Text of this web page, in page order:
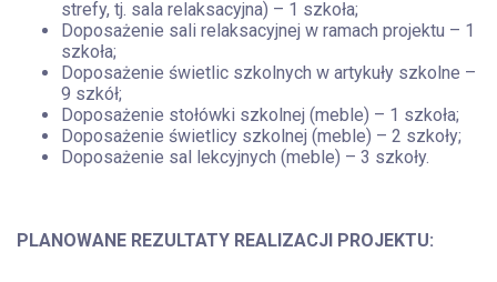
strefy, tj. sala relaksacyjna) – 1 szkoła;
Doposażenie sali relaksacyjnej w ramach projektu – 1
szkoła;
Doposażenie świetlic szkolnych w artykuły szkolne –
9 szkół;
Doposażenie stołówki szkolnej (meble) – 1 szkoła;
Doposażenie świetlicy szkolnej (meble) – 2 szkoły;
Doposażenie sal lekcyjnych (meble) – 3 szkoły.
PLANOWANE REZULTATY REALIZACJI PROJEKTU: